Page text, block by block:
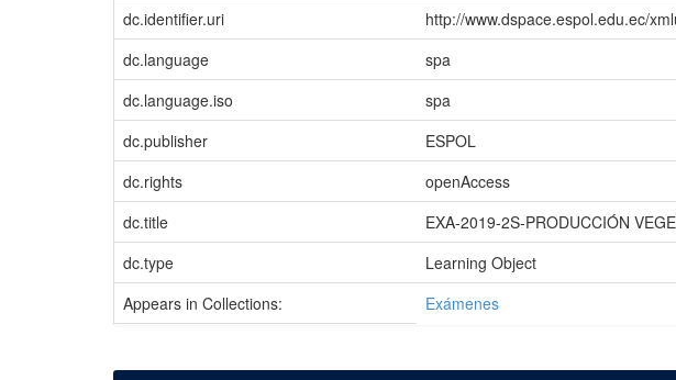
dc.identifier.uri
http://www.dspace.espol.edu.ec/
dc.language
spa
dc.language.iso
spa
dc.publisher
ESPOL
dc.rights
openAccess
dc.title
EXA-2019-2S-PRODUCCIÓN
dc.type
Learning Object
Appears in Collections:
Exámenes